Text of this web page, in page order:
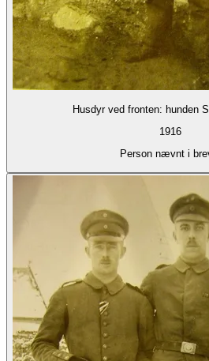
Husdyr ved fronten: hunden
1916
Person nævnt i